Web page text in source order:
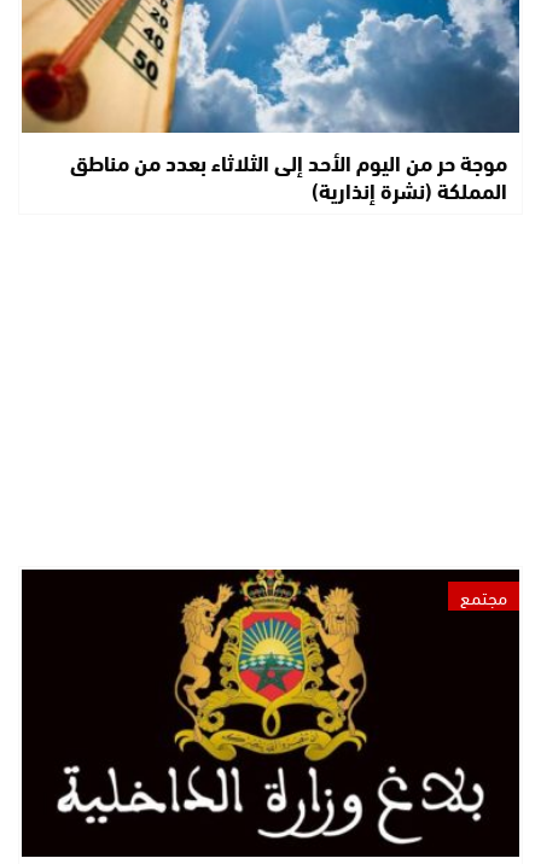
موجة حر من اليوم الأحد إلى الثلاثاء بعدد من مناطق
المملكة (نشرة إنذارية)
مجتمع